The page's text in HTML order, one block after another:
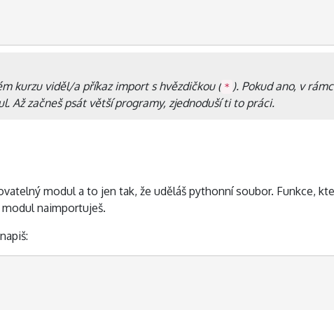
kurzu viděl/a příkaz import s hvězdičkou ( * ). Pokud ano, v
Až začneš psát větší programy, zjednoduší ti to práci.
modul a to jen tak, že uděláš pythonní soubor. Funkce,
naimportuješ.